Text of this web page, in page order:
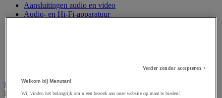
Aansluitingen audio en video
Audio- en Hi-Fi-apparatuur
Bewegwijzering en aanduidingsborden
Bekijk de hele productgroep
Verder zonder accepteren >
Welkom bij Manutan!
Wij vinden het belangrijk om u een bezoek aan onze website op maat te bieden!